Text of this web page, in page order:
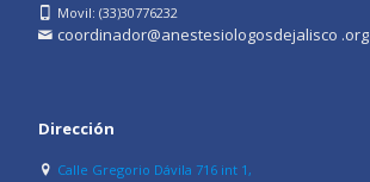
Movil: (33)30776232
coordinador@anestesiologosdejalisco .org
Dirección
Calle Gregorio Dávila 716 int 1,